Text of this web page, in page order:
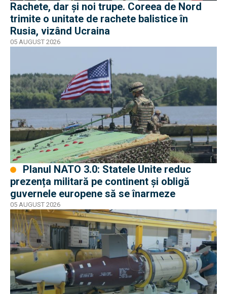
Rachete, dar și noi trupe. Coreea de Nord
trimite o unitate de rachete balistice în
Rusia, vizând Ucraina
05 AUGUST 2026
prezența militară pe continent și obligă
guvernele europene să se înarmeze
05 AUGUST 2026